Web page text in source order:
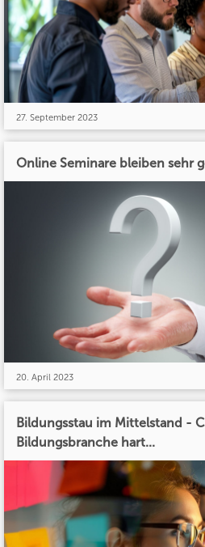
27. September 2023
Online Seminare bleiben sehr
20. April 2023
Bildungsstau im Mittelstand -
Bildungsbranche hart...